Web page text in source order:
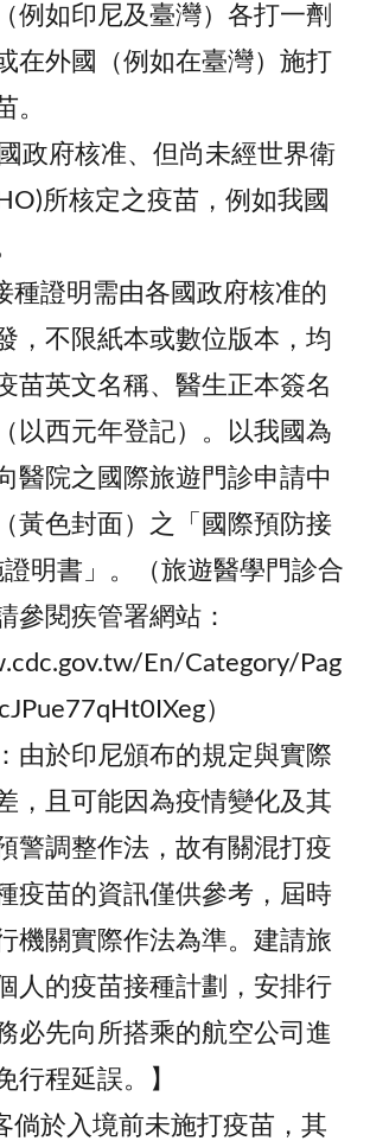
例如印尼及臺灣）各打一劑
在外國（例如在臺灣）施打
。
政府核准、但尚未經世界衛
所核定之疫苗，例如我國
種證明需由各國政府核准的
，不限紙本或數位版本，均
苗英文名稱、醫生正本簽名
以西元年登記）。以我國為
醫院之國際旅遊門診申請中
黃色封面）之「國際預防接
明書」。（旅遊醫學門診合
參閱疾管署網站：
En/Category/Pag
）
由於印尼頒布的規定與實際
，且可能因為疫情變化及其
警調整作法，故有關混打疫
疫苗的資訊僅供參考，屆時
機關實際作法為準。建請旅
人的疫苗接種計劃，安排行
必先向所搭乘的航空公司進
行程延誤。】
倘於入境前未施打疫苗，其